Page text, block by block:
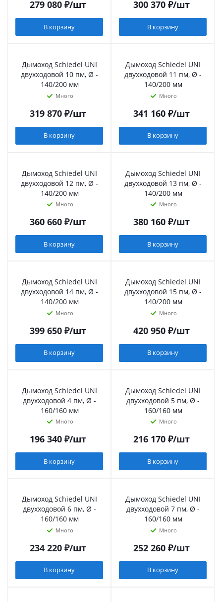
279 080₽/шт
В корзину
300 370₽/шт
В корзину
Дымоход Schiedel UNI
двухходовой 10 пм, Ø -
140/200 мм
Много
319 870₽/шт
В корзину
Дымоход Schiedel UNI
двухходовой 11 пм, Ø -
140/200 мм
Много
341 160₽/шт
В корзину
Дымоход Schiedel UNI
двухходовой 12 пм, Ø -
140/200 мм
Много
360 660₽/шт
В корзину
Дымоход Schiedel UNI
двухходовой 13 пм, Ø -
140/200 мм
Много
380 160₽/шт
В корзину
Дымоход Schiedel UNI
двухходовой 14 пм, Ø -
140/200 мм
Много
399 650₽/шт
В корзину
Дымоход Schiedel UNI
двухходовой 15 пм, Ø -
140/200 мм
Много
420 950₽/шт
В корзину
Дымоход Schiedel UNI
двухходовой 4 пм, Ø -
160/160 мм
Много
196 340₽/шт
В корзину
Дымоход Schiedel UNI
двухходовой 5 пм, Ø -
160/160 мм
Много
216 170₽/шт
В корзину
Дымоход Schiedel UNI
двухходовой 6 пм, Ø -
160/160 мм
Много
234 220₽/шт
В корзину
Дымоход Schiedel UNI
двухходовой 7 пм, Ø -
160/160 мм
Много
252 260₽/шт
В корзину